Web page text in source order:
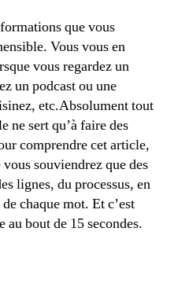
que vous
Vous vous en
vous regardez un
un podcast ou une
etc.Absolument tout
ne sert qu’à faire des
comprendre cet article,
souviendrez que des
lignes, du processus, en
chaque mot. Et c’est
bout de 15 secondes.